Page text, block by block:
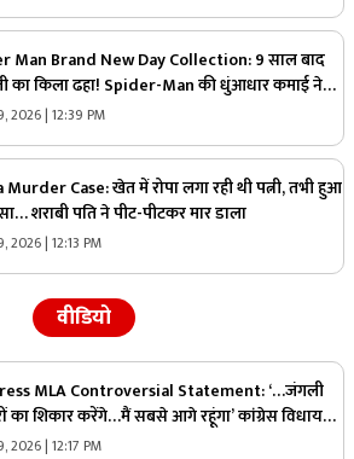
Man Brand New Day Collection: 9 साल बाद
का किला ढहा! Spider-Man की धुंआधार कमाई ने
किया ध्वस्त, जानें किस मामले में आगे निकली ये फिल्म
2026 | 12:39 PM
Case: खेत में रोपा लगा रही थी पत्नी, तभी हुआ
शराबी पति ने पीट-पीटकर मार डाला
2026 | 12:13 PM
वीडियो
MLA Controversial Statement: ‘…जंगली
का शिकार करेंगे…मैं सबसे आगे रहूंगा’ कांग्रेस विधायक
बयान, वायरल हो रहा वीडियो
2026 | 12:17 PM